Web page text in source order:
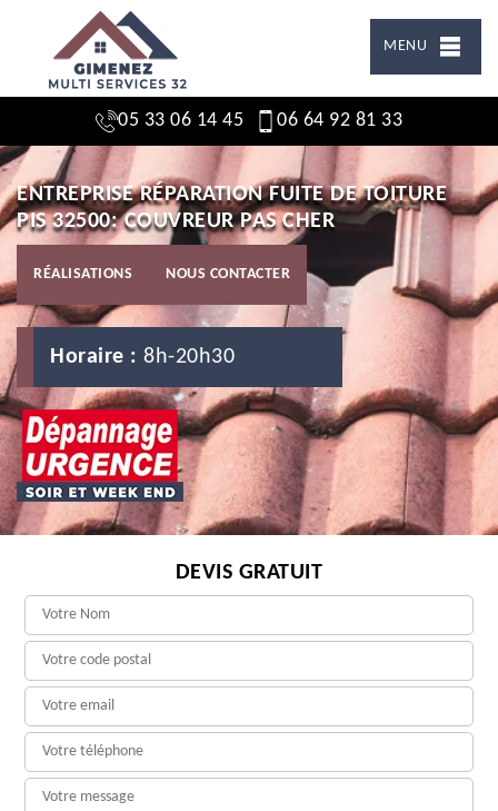
MENU
05 33 06 14 45 06 64 92 81 33
ENTREPRISE RÉPARATION FUITE DE TOITURE
PIS 32500: COUVREUR PAS CHER
RÉALISATIONS NOUS CONTACTER
Horaire : 8h-20h30
DEVIS GRATUIT